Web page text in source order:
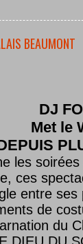
BEAUMONT
DJ
Met le
les
ces
entre
de
du